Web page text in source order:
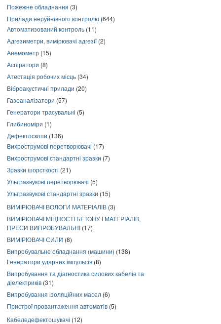
Пожежне обладнання (3)
Прилади неруйнівного контролю (644)
Автоматизований контроль (11)
Адгезиметри, вимірювачі адгезії(2)
Анемометр (15)
Аспіратори (8)
Атестація робочих місць (34)
Віброакустичні прилади (20)
Газоаналізатори (57)
Генератори трасувальні (5)
Глибиноміри (1)
Дефектоскопи (136)
Вихрострумові перетворювачі (17)
Вихрострумові стандартні зразки (7)
Зразки шорсткості (21)
Ультразвукові перетворювачі (5)
Ультразвукові стандартні зразки (15)
ВИМІРЮВАЧІ ВОЛОГИ МАТЕРІАЛІВ (3)
ВИМІРЮВАЧІ МІЦНОСТІ БЕТОНУ І МАТЕРІАЛІВ,
ПРЕСИ ВИПРОБУВАЛЬНІ (17)
ВИМІРЮВАЧІ СИЛИ (8)
Випробувальне обладнання (машини) (138)
Генератори ударних імпульсів (8)
Випробування та діагностика силових кабелів та
діелектриків (31)
Випробування ізоляційних масел (6)
Пристрої провантаження автоматів (5)
Кабеледефектошукачі (12)